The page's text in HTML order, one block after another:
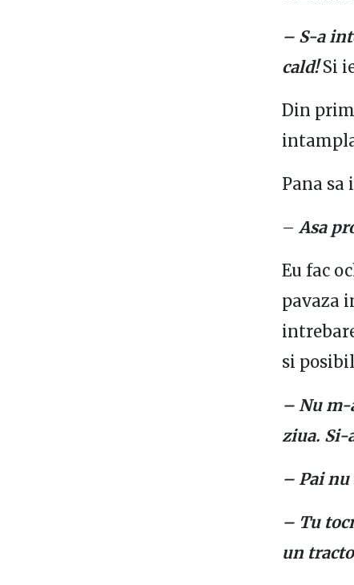
– S-a
cald!Si
Din
Pana sa
– Asa
Eu fac
pavaza
si
– Nu m-
ziua. Si-
– Pai
– Tu
un